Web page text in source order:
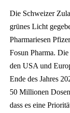
Die Schweizer
grünes Licht
Pharmariesen
Fosun Pharma.
den USA und
Ende des Jahres
50 Millionen
dass es eine